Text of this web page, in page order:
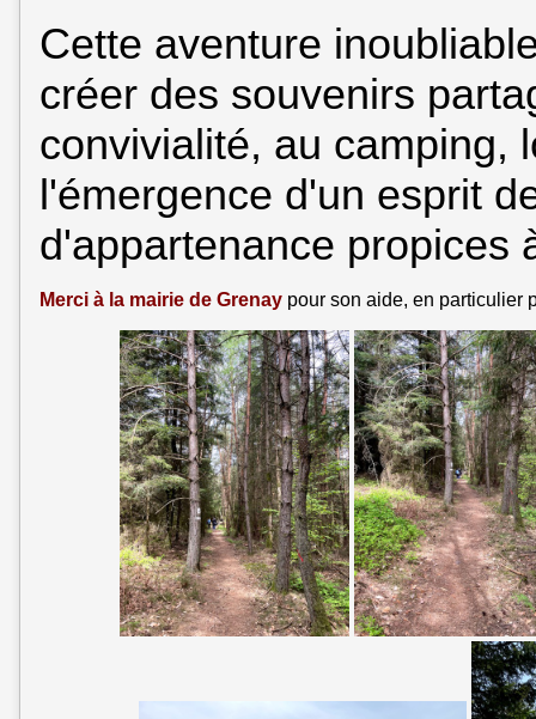
Cette aventure
créer des souvenirs
convivialité, au camping,
l'émergence d'un esprit
d'appartenance propices
Merci à la mairie de Grenay pour son aide, en particulier